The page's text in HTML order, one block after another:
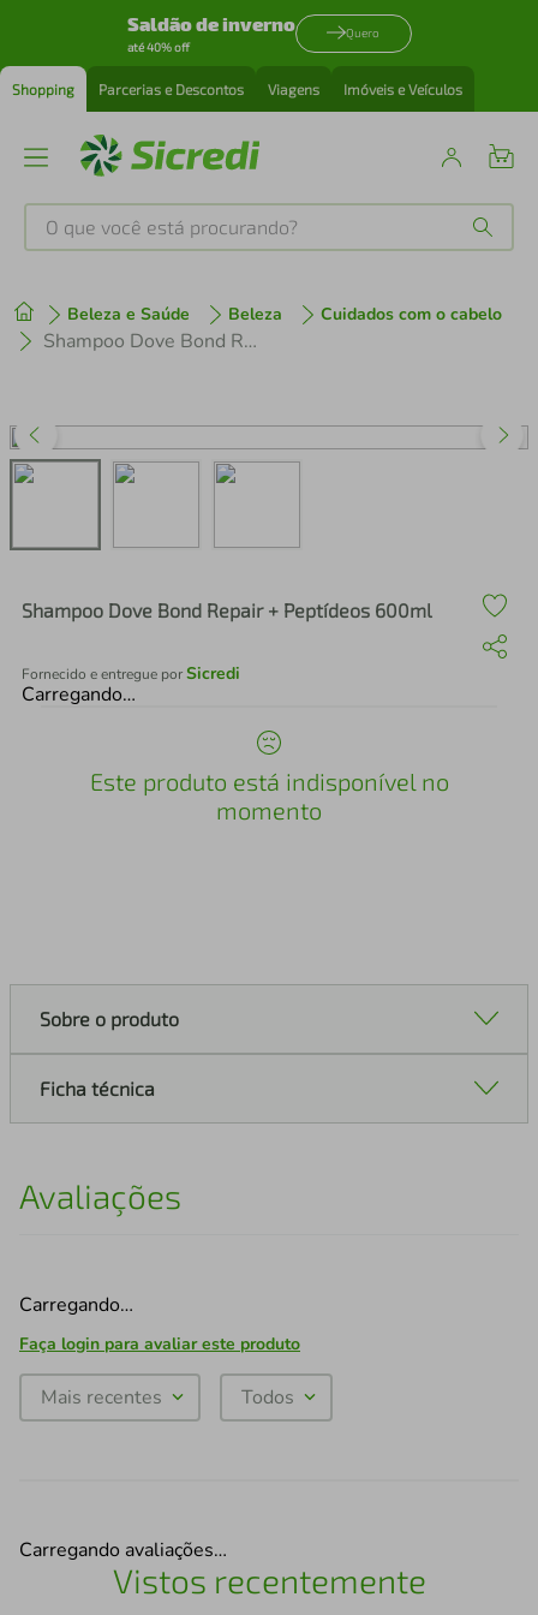
Saldão de inverno
até 40% off
Quero
Shopping Parcerias e Descontos Viagens Imóveis e Veículos
O que você está procurando?
Beleza e Saúde Beleza Cuidados com o cabelo
Shampoo Dove Bond Repair + Peptídeos 600ml
Shampoo Dove Bond Repair + Peptídeos 600ml
Fornecido e entregue porSicredi
Carregando…
Este produto está indisponível no
momento
Sobre o produto
Ficha técnica
Avaliações
Carregando…
Faça login para avaliar este produto
Mais recentes Todos
Carregando avaliações…
Vistos recentemente
1º tenis
perfume
5º iphone